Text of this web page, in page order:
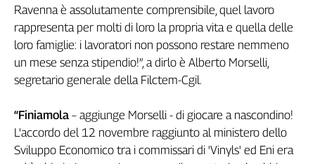
Internazionale
Culture
Filcams
Fillea
Filt
Fiom
Ravenna è assolutamente comprensibile, quel lavoro
rappresenta per molti di loro la propria vita e quella delle
loro famiglie: i lavoratori non possono restare nemmeno
un mese senza stipendio!”, a dirlo è Alberto Morselli,
segretario generale della Filctem-Cgil.
“Finiamola – aggiunge Morselli - di giocare a nascondino!
L'accordo del 12 novembre raggiunto al ministero dello
Sviluppo Economico tra i commissari di 'Vinyls' ed Eni era